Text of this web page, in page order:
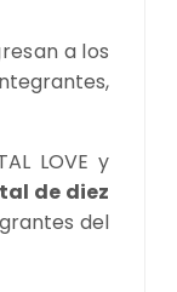
a los
LOVE y
de diez
del